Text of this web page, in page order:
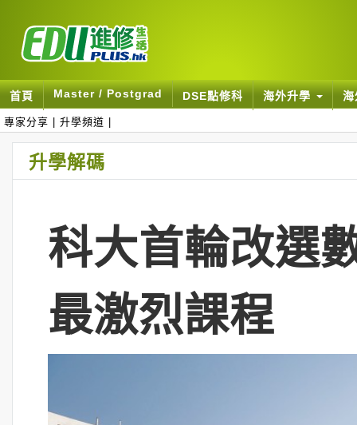
首頁 Master / Postgrad DSE點修科 海外升學
專家分享 升學頻道
升學解碼
科大首輪改選
最激烈課程